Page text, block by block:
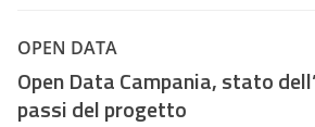
OPEN DATA
Open Data Campania, stato
passi del progetto